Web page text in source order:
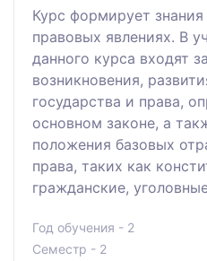
Курс формирует
правовых явлениях. В
данного курса входят
возникновения,
государства и права,
основном законе, а
положения базовых
права, таких как
гражданские,
Год обучения - 2
Семестр - 2